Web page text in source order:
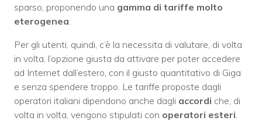
sparso, proponendo una gamma di tariffe molto
eterogenea
Per gli utenti, quindi, c’è la necessita di valutare, di volta
in volta, l’opzione giusta da attivare per poter accedere
ad Internet dall’estero, con il giusto quantitativo di Giga
e senza spendere troppo. Le tariffe proposte dagli
operatori italiani dipendono anche dagli accordi che, di
volta in volta, vengono stipulati con operatori esteri